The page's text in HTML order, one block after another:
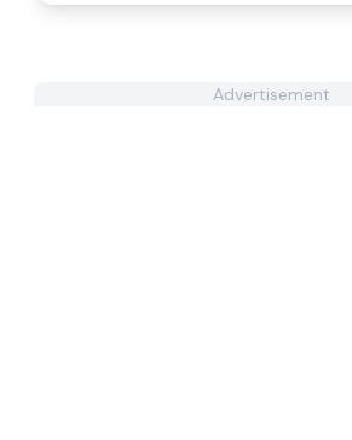
Advertisement